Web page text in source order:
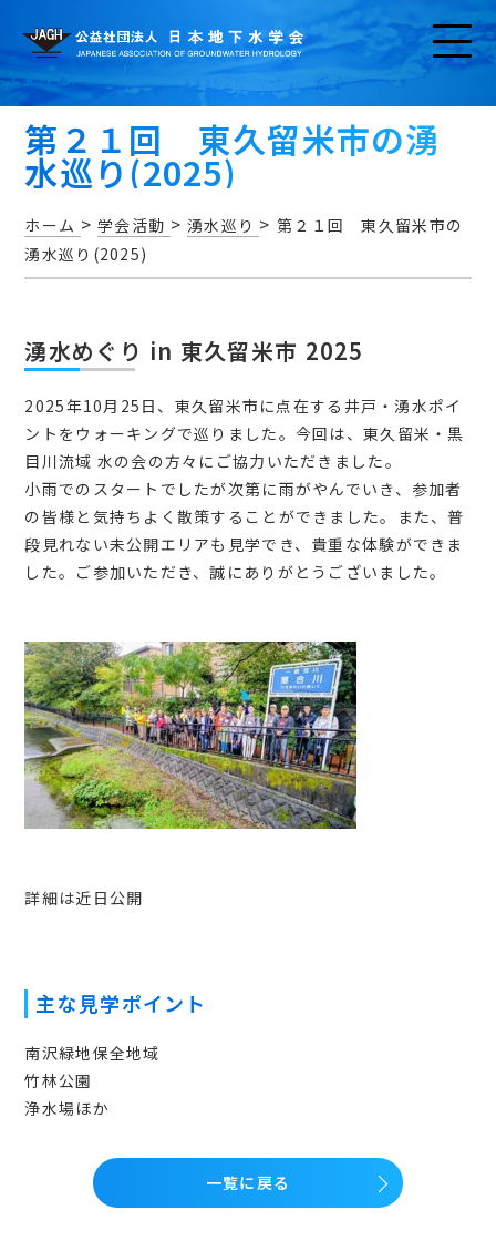
お知らせ
アクセス・問い合わせ
会員マイページ
第２１回 東久留米市の湧
水巡り(2025)
ホーム >学会活動 >湧水巡り >第２１回 東久留米市の
湧水巡り(2025)
湧水めぐり in 東久留米市 2025
2025年10月25日、東久留米市に点在する井戸・湧水ポイ
ントをウォーキングで巡りました。今回は、東久留米・黒
目川流域 水の会の方々にご協力いただきました。
小雨でのスタートでしたが次第に雨がやんでいき、参加者
の皆様と気持ちよく散策することができました。また、普
段見れない未公開エリアも見学でき、貴重な体験ができま
した。ご参加いただき、誠にありがとうございました。
詳細は近日公開
主な見学ポイント
南沢緑地保全地域
竹林公園
浄水場ほか
一覧に戻る